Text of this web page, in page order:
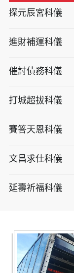
探元辰宮科儀
進財補運科儀
催討債務科儀
打城超拔科儀
賽答天恩科儀
文昌求仕科儀
延壽祈福科儀